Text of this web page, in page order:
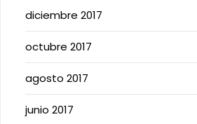
diciembre 2017
octubre 2017
agosto 2017
junio 2017